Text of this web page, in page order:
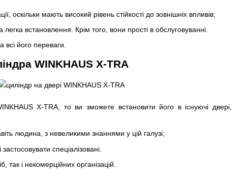
оскільки мають високий рівень стійкості до зовнішніх впливів;
встановлення. Крім того, вони прості в обслуговуванні.
його переваги.
WINKHAUS X-TRA
X-TRA, то ви зможете встановити його в існуючі двері,
людина, з невеликими знаннями у цій галузі;
спеціалізовані.
і некомерційних організацій.